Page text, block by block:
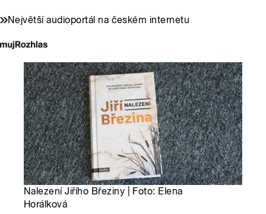
Největší audioportál na českém internetu
Nalezení Jiřího Březiny | Foto: Elena
Horálková